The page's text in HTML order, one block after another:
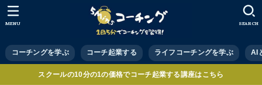
コーチングを学ぶ コーチ起業する ライフコーチングを学ぶ AI
SEARCH
MENU
スクールの10分の1の価格でコーチ起業する講座はこちら